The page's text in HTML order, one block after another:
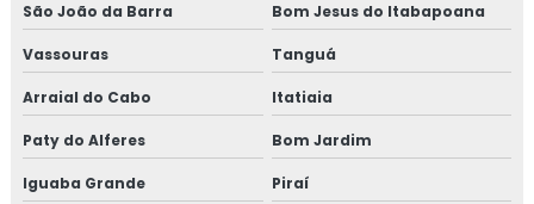
Consultoria em iso 9001
Consultoria em legislação de alimentos
Consultoria em manipulação de alimentos
São João da Barra Bom Jesus do Itabapoana
Vassouras Tanguá
Arraial do Cabo Itatiaia
Paty do Alferes Bom Jardim
Iguaba Grande Piraí